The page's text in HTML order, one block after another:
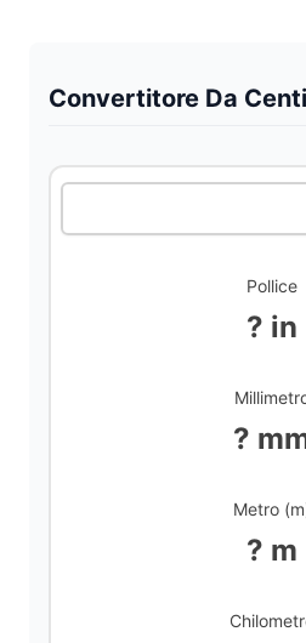
Convertitore Da
Pollice
? in
?
Metro
? m